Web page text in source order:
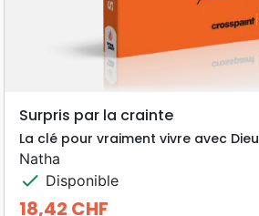
Surpris par la crainte
La clé pour vraiment vivre avec Dieu
Natha
check Disponible
18,42 CHF